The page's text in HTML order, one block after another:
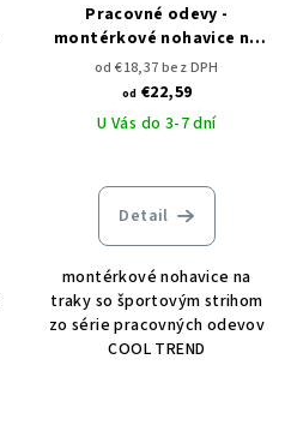
Pracovné odevy -
montérkové nohavice na
traky ARDON COOL TREND
od €18,37 bez DPH
od €22,59
U Vás do 3-7 dní
Detail
montérkové nohavice na
traky so športovým strihom
zo série pracovných odevov
COOL TREND